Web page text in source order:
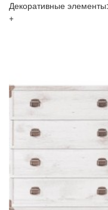
Декоративные
+